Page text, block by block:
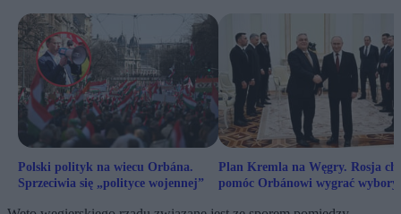
Polski polityk na wiecu Orbána.
Sprzeciwia się „polityce wojennej”
Plan Kremla na Węgry. Rosja
pomóc Orbánowi wygrać wybory